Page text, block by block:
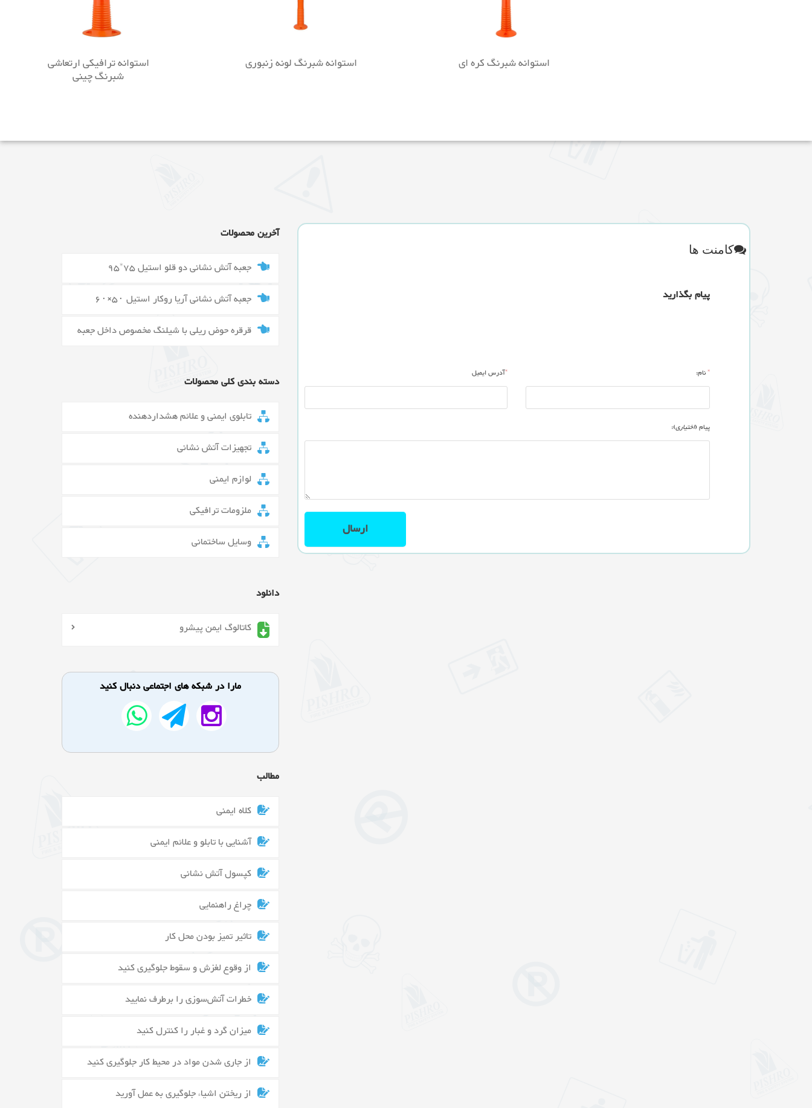
استوانه ترافیکی ارتعاشی
شبرنگ چینی
استوانه شبرنگ لونه زنبوری استوانه شبرنگ کره ای
کامنت ها
پیام بگذارید
*نام: *آدرس ایمیل
پیام (اختیاری):
آخرین محصولات
جعبه آتش نشانی دو قلو استیل 75*95
جعبه آتش نشانی آریا روکار استیل ۵۰×۶۰
قرقره حوض ریلی با شیلنگ مخصوص داخل جعبه
دسته بندی کلی محصولات
تابلوی ایمنی و علائم هشداردهنده
تجهیزات آتش نشانی
لوازم ایمنی
ملزومات ترافیکی
وسایل ساختمانی
دانلود
کاتالوگ ایمن پیشرو
مارا در شبکه های اجتماعی دنبال کنید
مطالب
کلاه ایمنی
آشنایی با تابلو و علائم ایمنی
کپسول آتش نشانی
چراغ راهنمایی
تاثیر تمیز بودن محل کار
از وقوع لغزش و سقوط جلوگیری کنید
خطرات آتش‌سوزی را برطرف نمایید
میزان گرد و غبار را کنترل کنید
از جاری شدن مواد در محیط کار جلوگیری کنید
از ریختن اشیاء جلوگیری به عمل آورید